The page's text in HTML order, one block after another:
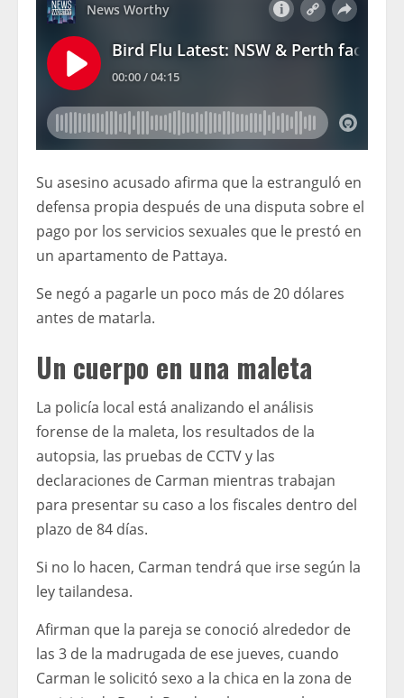
Su asesino acusado afirma que la estranguló en
defensa propia después de una disputa sobre el
pago por los servicios sexuales que le prestó en
un apartamento de Pattaya.
Se negó a pagarle un poco más de 20 dólares
antes de matarla.
Un cuerpo en una maleta
La policía local está analizando el análisis
forense de la maleta, los resultados de la
autopsia, las pruebas de CCTV y las
declaraciones de Carman mientras trabajan
para presentar su caso a los fiscales dentro del
plazo de 84 días.
Si no lo hacen, Carman tendrá que irse según la
ley tailandesa.
Afirman que la pareja se conoció alrededor de
las 3 de la madrugada de ese jueves, cuando
Carman le solicitó sexo a la chica en la zona de